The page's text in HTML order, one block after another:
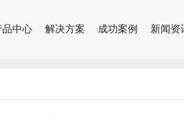
品中心 解决方案 成功案例 新闻资